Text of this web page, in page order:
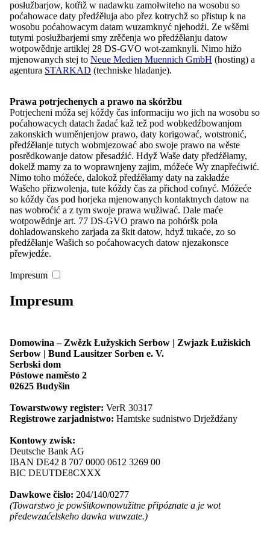
Nowosće
Stawizny
Župy a čłonske towarstwa
Kontakt
Start
Nowosće
Přehlad: Nowosće
Zarjadowanja
Wupisanje dźěłowych městnow
Nowinarstwo
Domowina
Přehlad: Domowina
Stawizny
Program
Čłonstwo
Přehlad: Čłonstwo
Naša struktura
Z čłonom/čłonku być
kulturu
Towarstwo Cyrila a Metoda
towarstwow
Zwjazk serbskich rjemjeslnikow a
Župa Jakub Lorenc-Zalěski
Župa “Jan Arnošt Smoler”
Župa "Michał Hórnik" Kamjenc
Asociěrowane čłonske towarstwa
posłužbarjow, kotřiž w nadawku zamołwiteho na wosobu so
poćahowace daty předźěłuja abo přez kotrychž so přistup k na
wosobu poćahowacym datam wuzamknyć njehodźi. Ze wšěmi
tutymi posłužbarjemi smy zrěčenja wo předźěłanju datow
wotpowědnje artiklej 28 DS-GVO wot-zamknyli. Nimo hižo
mjenowanych stej to Neue Medien Muennich GmbH (hosting) a
agentura STARKAD (techniske hladanje).
Prawa potrjechenych a prawo na skóržbu
Potrjecheni móža sej kóždy čas informaciju wo jich na wosobu so
poćahowacych datach žadać kaž tež pod wobkedźbowanjom
zakonskich wuměnjenjow prawo, daty korigować, wotstronić,
předźěłanje tutych wobmjezować abo swoje prawo na wěste
posrědkowanje datow přesadźić. Hdyž Waše daty předźěłamy,
dokelž mamy za to woprawnjeny zajim, móžeće Wy znapřećiwić.
Nimo toho móžeće, dalokož předźěłamy daty na zakładźe
Wašeho přizwolenja, tute kóždy čas za přichod cofnyć. Móžeće
so kóždy čas pod horjeka mjenowanych kontaktnych datow na
nas wobroćić a z tym swoje prawa wužiwać. Dale maće
wotpowědnje art. 77 DS-GVO prawo na pohóršk pola
dohladowanskeho zarjada za škit datow, hdyž tukaće, zo so
předźěłanje Wašich so poćahowacych datow njezakonsce
přewjedźe.
Impresum
Impresum
Domowina – Zwězk Łužyskich Serbow | Zwjazk Łužiskich
Serbow | Bund Lausitzer Sorben e. V.
Serbski dom
Póstowe naměsto 2
02625 Budyšin
Towarstwowy register: VerR 30317
Registrowe zarjadnistwo: Hamtske sudnistwo Drježdźany
Kontowy zwisk:
Deutsche Bank AG
IBAN DE42 8 707 0000 0612 3269 00
BIC DEUTDE8CXXX
Dawkowe čisło: 204/140/0277
(Towarstwo je powšitkownowužitne připóznate a je wot
předewzaćelskeho dawka wuwzate.)